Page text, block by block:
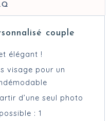
couple
élégant !
visage pour un
d’une seul photo
: 1